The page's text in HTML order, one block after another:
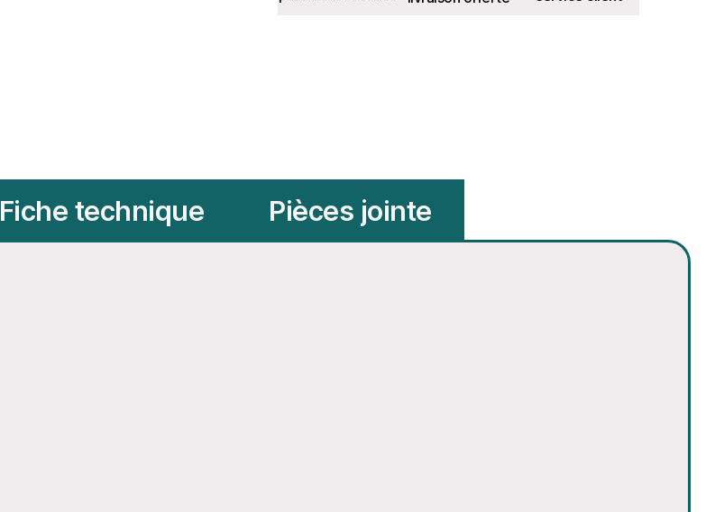
Fiche technique Pièces jointe